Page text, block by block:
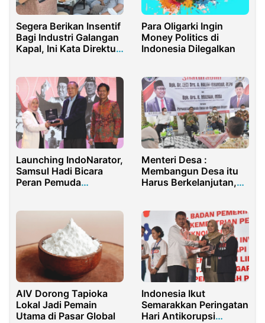
Segera Berikan Insentif
Bagi Industri Galangan
Kapal, Ini Kata Direktur
Para Oligarki Ingin
Money Politics di
Indonesia Dilegalkan
Launching IndoNarator,
Samsul Hadi Bicara
Peran Pemuda
Menteri Desa :
Membangun Desa itu
Harus Berkelanjutan,
AIV Dorong Tapioka
Lokal Jadi Pemain
Utama di Pasar Global
Indonesia Ikut
Semarakkan Peringatan
Hari Antikorupsi